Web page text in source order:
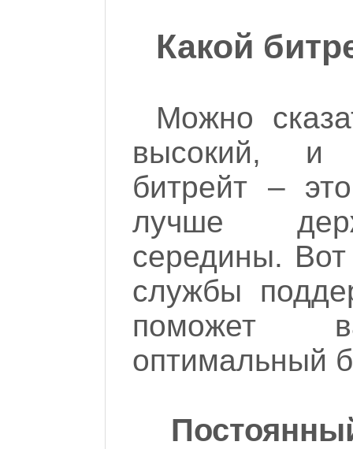
Какой
Можно
высокий, и
битрейт –
лучше
середины.
службы
поможет
оптимальный